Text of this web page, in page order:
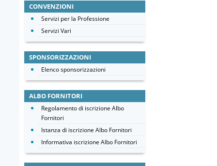
CONVENZIONI
Servizi per la Professione
Servizi Vari
SPONSORIZZAZIONI
Elenco sponsorizzazioni
ALBO FORNITORI
Regolamento di iscrizione Albo
Fornitori
Istanza di iscrizione Albo Fornitori
Informativa iscrizione Albo Fornitori